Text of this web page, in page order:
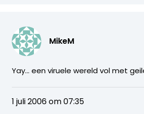
MikeM
Yay… een viruele wereld vol met
1 juli 2006 om 07:35